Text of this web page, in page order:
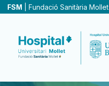
Vés
FSM | Fundació Sanitària Mollet